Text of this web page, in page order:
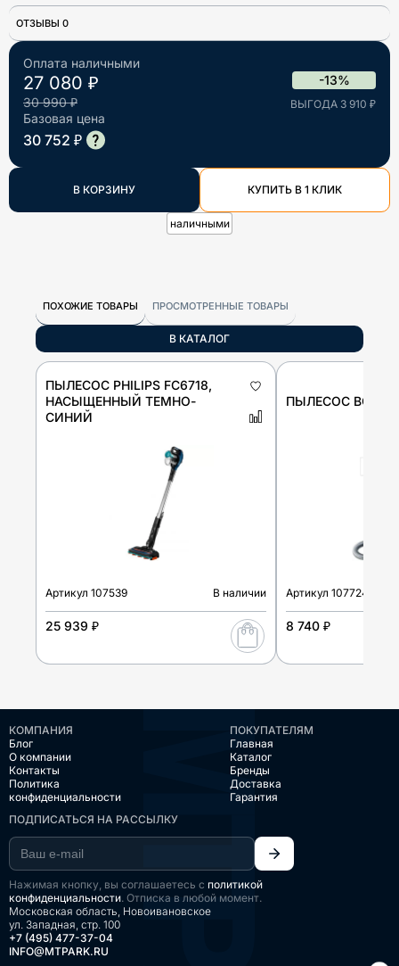
Оплата наличными
27 080 ₽
30 990 ₽
-13%
ВЫГОДА 3 910 ₽
Базовая цена
30 752 ₽
В КОРЗИНУ КУПИТЬ В 1 КЛИК
наличными
ОТЗЫВЫ 0
ПОХОЖИЕ ТОВАРЫ ПРОСМОТРЕННЫЕ ТОВАРЫ
В КАТАЛОГ
ПЫЛЕСОС PHILIPS FC6718,
НАСЫЩЕННЫЙ ТЕМНО-
СИНИЙ
Артикул 107539 В наличии
25 939 ₽
ПЫЛЕСОС BOSCH
Артикул 107724
8 740 ₽
КОМПАНИЯ
Блог
О компании
Контакты
Политика
конфиденциальности
ПОКУПАТЕЛЯМ
Главная
Каталог
Бренды
Доставка
Гарантия
ПОДПИСАТЬСЯ НА РАССЫЛКУ
Нажимая кнопку, вы соглашаетесь с политикой
конфиденциальности. Отписка в любой момент.
Московская область, Новоивановское
ул. Западная, стр. 100
+7 (495) 477-37-04
INFO@MTPARK.RU